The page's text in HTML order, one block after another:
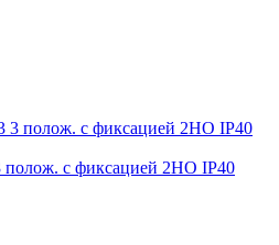
полож. с фиксацией 2НО IP40